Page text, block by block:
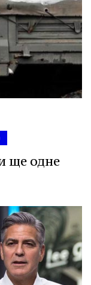
ще одне